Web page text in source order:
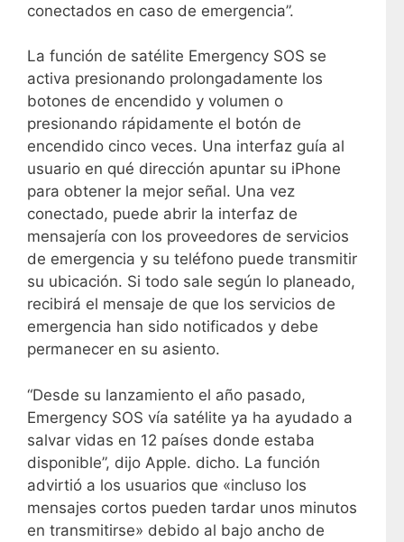
conectados en caso de emergencia”.
La función de satélite Emergency SOS se
activa presionando prolongadamente los
botones de encendido y volumen o
presionando rápidamente el botón de
encendido cinco veces. Una interfaz guía al
usuario en qué dirección apuntar su iPhone
para obtener la mejor señal. Una vez
conectado, puede abrir la interfaz de
mensajería con los proveedores de servicios
de emergencia y su teléfono puede transmitir
su ubicación. Si todo sale según lo planeado,
recibirá el mensaje de que los servicios de
emergencia han sido notificados y debe
permanecer en su asiento.
“Desde su lanzamiento el año pasado,
Emergency SOS vía satélite ya ha ayudado a
salvar vidas en 12 países donde estaba
disponible”, dijo Apple. dicho. La función
advirtió a los usuarios que «incluso los
mensajes cortos pueden tardar unos minutos
en transmitirse» debido al bajo ancho de